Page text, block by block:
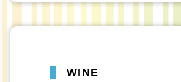
WINE